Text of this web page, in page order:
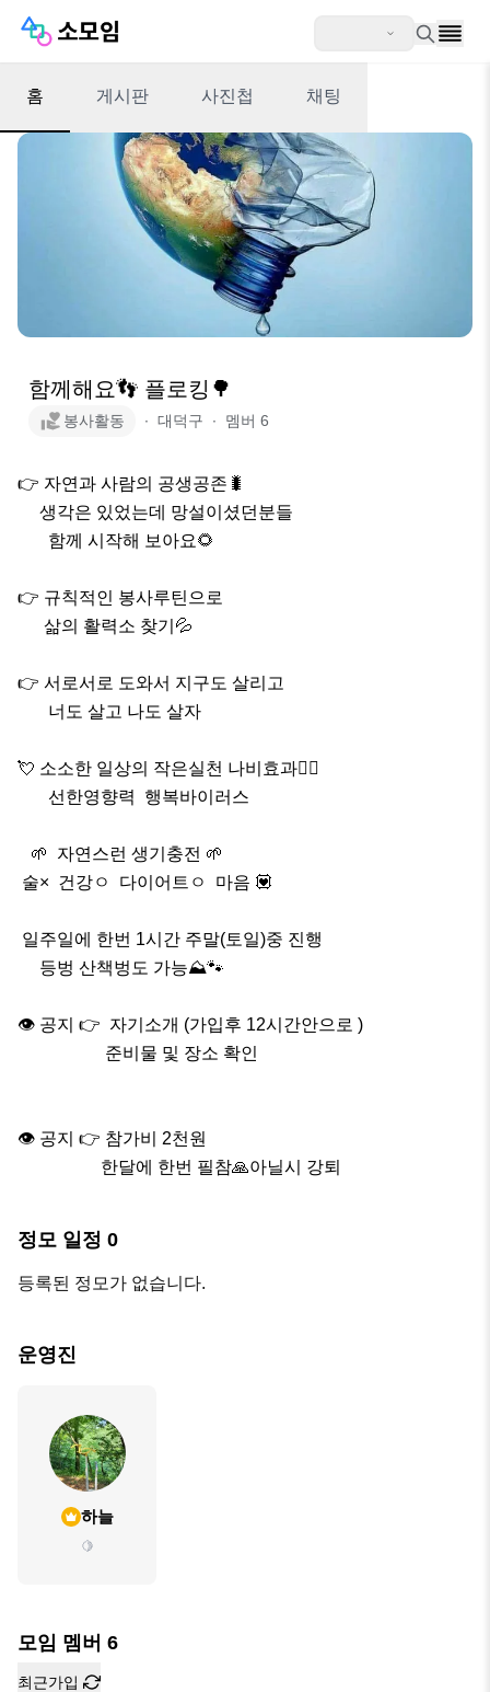
홈 게시판 사진첩 채팅
함께해요👣 플로킹🌳
봉사활동 ∙ 대덕구 ∙ 멤버 6
👉 자연과 사람의 공생공존🐛
👉 규칙적인 봉사루틴으로
👉 서로서로 도와서 지구도 살리고
💘 소소한 일상의 작은실천 나비효과🧚‍♀️
👁 공지 👉  자기소개 (가입후 12시간안으로 )
👁 공지 👉 참가비 2천원
                   한달에 한번 필참🙏아닐시 강퇴
정모 일정 0
등록된 정모가 없습니다.
운영진
하늘
🍋
모임 멤버 6
최근가입